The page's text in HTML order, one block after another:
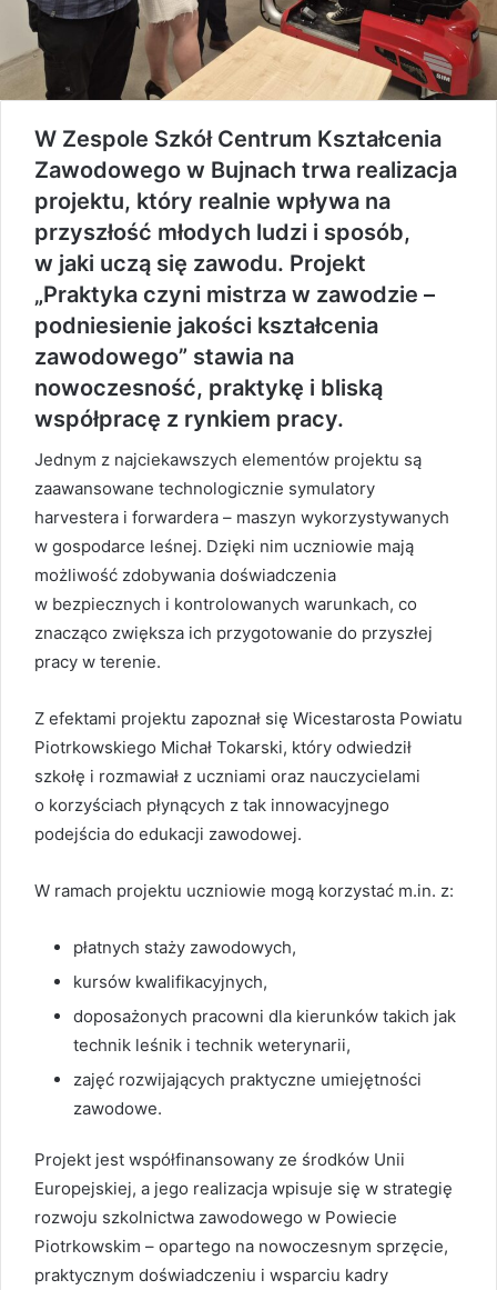
W Zespole Szkół Centrum Kształcenia
Zawodowego w Bujnach trwa realizacja
projektu, który realnie wpływa na
przyszłość młodych ludzi i sposób,
w jaki uczą się zawodu. Projekt
„Praktyka czyni mistrza w zawodzie –
podniesienie jakości kształcenia
zawodowego” stawia na
nowoczesność, praktykę i bliską
współpracę z rynkiem pracy.
Jednym z najciekawszych elementów projektu są
zaawansowane technologicznie symulatory
harvestera i forwardera – maszyn wykorzystywanych
w gospodarce leśnej. Dzięki nim uczniowie mają
możliwość zdobywania doświadczenia
w bezpiecznych i kontrolowanych warunkach, co
znacząco zwiększa ich przygotowanie do przyszłej
pracy w terenie.
Z efektami projektu zapoznał się Wicestarosta Powiatu
Piotrkowskiego Michał Tokarski, który odwiedził
szkołę i rozmawiał z uczniami oraz nauczycielami
o korzyściach płynących z tak innowacyjnego
podejścia do edukacji zawodowej.
W ramach projektu uczniowie mogą korzystać m.in. z:
płatnych staży zawodowych,
kursów kwalifikacyjnych,
doposażonych pracowni dla kierunków takich jak
technik leśnik i technik weterynarii,
zajęć rozwijających praktyczne umiejętności
zawodowe.
Projekt jest współfinansowany ze środków Unii
Europejskiej, a jego realizacja wpisuje się w strategię
rozwoju szkolnictwa zawodowego w Powiecie
Piotrkowskim – opartego na nowoczesnym sprzęcie,
praktycznym doświadczeniu i wsparciu kadry